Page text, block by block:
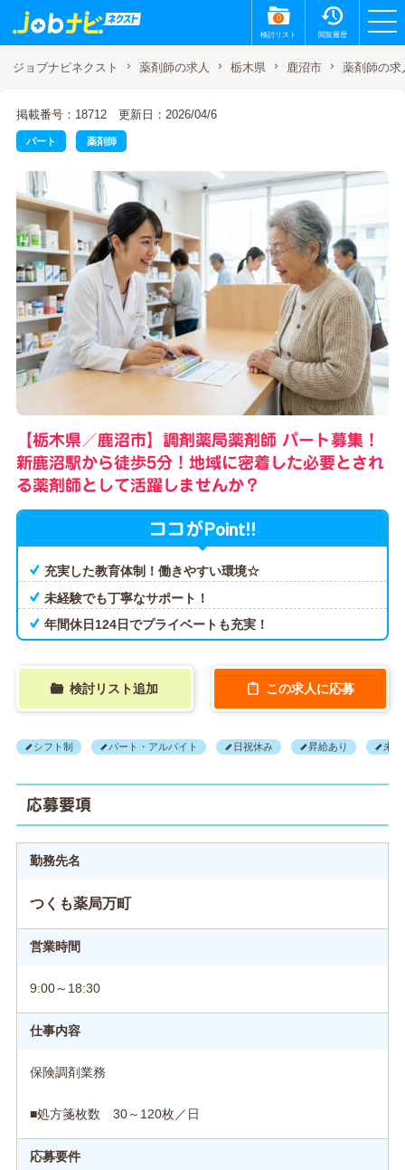
0
検討リスト 閲覧履歴
ジョブナビネクスト 薬剤師の求人 栃木県 鹿沼市 薬剤師の求
掲載番号：18712 更新日：2026/04/6
パート 薬剤師
【栃木県／鹿沼市】調剤薬局薬剤師 パート募集！
新鹿沼駅から徒歩5分！地域に密着した必要とされ
る薬剤師として活躍しませんか？
ココがPoint!!
充実した教育体制！働きやすい環境☆
未経験でも丁寧なサポート！
年間休日124日でプライベートも充実！
検討リスト追加 この求人に応募
シフト制 パート・アルバイト 日祝休み 昇給あり 未経
応募要項
勤務先名
つくも薬局万町
営業時間
9:00～18:30
仕事内容
保険調剤業務
■処方箋枚数 30～120枚／日
応募要件